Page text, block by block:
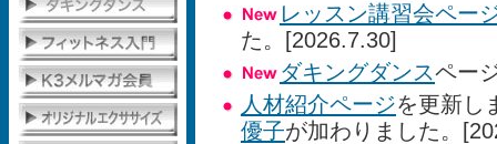
レッスン講習会ペー
た。[2026.7.30]
ダキングダンスペー
人材紹介ページを更新し
優子が加わりました。